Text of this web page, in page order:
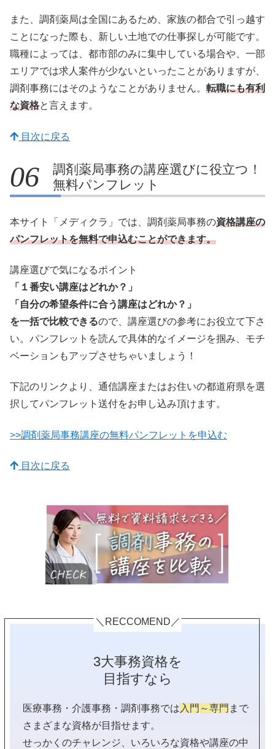
また、調剤薬局は全国にあるため、家族の都合で引っ越す
ことになった際も、新しい土地での仕事探しが可能です。
職種によっては、都市部のみに集中している場合や、一部
エリアでは求人案件が少ないといったことがありますが、
調剤事務にはそのようなことがありません。 転職にも有利
な資格と言えます。
目次に戻る
調剤薬局事務の講座選びに役立つ！
無料パンフレット
本サイト「メディクラ」では、調剤薬局事務の資格講座の
パンフレットを無料で申込むことができます。
講座選びで気になるポイント
「１番安い講座はどれか？」
「自分の希望条件に合う講座はどれか？」
を一括で比較できるので、講座選びの参考にお役立て下さ
い。パンフレットを読んで具体的なイメージを掴み、モチ
ベーションもアップさせちゃいましょう！
下記のリンクより、通信講座またはお住いの都道府県を選
択してパンフレット送付をお申し込み頂けます。
>>調剤薬局事務講座の無料パンフレットを申込む
目次に戻る
＼RECCOMEND／
3大事務資格を
目指すなら
医療事務・介護事務・調剤事務では入門～専門 まで
さまざまな資格が目指せます。
せっかくのチャレンジ、いろいろな資格や講座の中